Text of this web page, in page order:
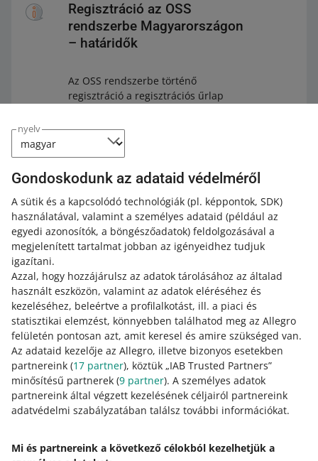
nyelv
Gondoskodunk az adataid védelméről
A sütik és a kapcsolódó technológiák (pl. képpontok, SDK)
használatával, valamint a személyes adataid (például az
egyedi azonosítók, a böngészőadatok) feldolgozásával a
megjelenített tartalmat jobban az igényeidhez tudjuk
igazítani.
Azzal, hogy hozzájárulsz az adatok tárolásához az általad
használt eszközön, valamint az adatok eléréséhez és
kezeléséhez, beleértve a profilalkotást, ill. a piaci és
statisztikai elemzést, könnyebben találhatod meg az Allegro
felületén pontosan azt, amit keresel és amire szükséged van.
Az adataid kezelője az Allegro, illetve bizonyos esetekben
partnereink (17 partner), köztük „IAB Trusted Partners”
minősítésű partnerek (9 partner). A személyes adatok
partnereink által végzett kezelésének céljairól partnereink
adatvédelmi szabályzatában találsz további információkat.
Mi és partnereink a következő célokból kezelhetjük a
Regisztráció az OSS
rendszerbe Magyarországon
– határidők
Az OSS rendszerbe történő
regisztráció a regisztrációs űrlap
esetekben később is regisztrálhatsz
az OSS rendszerbe – például ha az
azt a hónapot követő hónap 10.
napjáig regisztrálsz, amelyben
megkezdted az áruk más uniós
országokba történő kivitelét.
Ha nem regisztráltál időben az OSS-re Magyarországon,
akkor előfordulhat, hogy áfa regisztrációt és a
közösségen belüli távértékesítésre vonatkozó áfa
elszámolást közvetlenül abban az uniós országban kell
elvégezned, ahová az árukat szállítod.
A magyarországi OSS regisztrációról bővebben itt
olvashatsz.
Hogyan kell az áfaelszámolást elvégezni